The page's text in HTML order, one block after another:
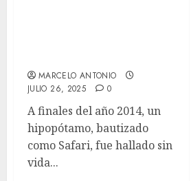
MARCELO ANTONIO
JULIO 26, 2025
0
A finales del año 2014, un
hipopótamo, bautizado
como Safari, fue hallado sin
vida...